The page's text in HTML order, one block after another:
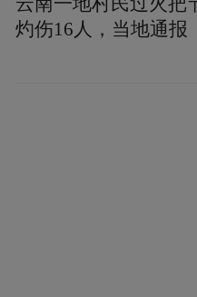
灼伤16人，当地通报